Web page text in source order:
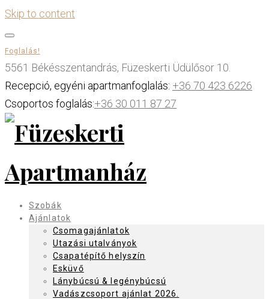
Skip to content
Foglalás!
5561 Békésszentandrás, Füzeskerti Üdülősor 10.
Recepció, egyéni apartmanfoglalás: +36 70 423 6226
Csoportos foglalás:+36 30 011 87 27
Szobák
Ajánlatok
Csomagajánlatok
Utazási utalványok
Csapatépítő helyszín
Esküvő
Lánybúcsú & legénybúcsú
Vadászcsoport ajánlat 2026.